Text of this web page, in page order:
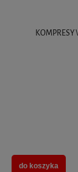
KOMPRESY
do koszyka